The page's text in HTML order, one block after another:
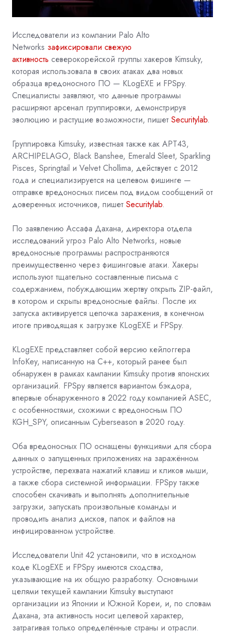
Исследователи из компании Palo Alto
Networks зафиксировали свежую
активность северокорейской группы хакеров Kimsuky,
которая использовала в своих атаках два новых
образца вредоносного ПО — KLogEXE и FPSpy.
Специалисты заявляют, что данные программы
расширяют арсенал группировки, демонстрируя
эволюцию и растущие возможности, пишет Securitylab.
Группировка Kimsuky, известная также как APT43,
ARCHIPELAGO, Black Banshee, Emerald Sleet, Sparkling
Pisces, Springtail и Velvet Chollima, действует с 2012
года и специализируется на целевом фишинге —
отправке вредоносных писем под видом сообщений от
доверенных источников, пишет Securitylab.
По заявлению Ассафа Дахана, директора отдела
исследований угроз Palo Alto Networks, новые
вредоносные программы распространяются
преимущественно через фишинговые атаки. Хакеры
используют тщательно составленные письма с
содержанием, побуждающим жертву открыть ZIP-файл,
в котором и скрыты вредоносные файлы. После их
запуска активируется цепочка заражения, в конечном
итоге приводящая к загрузке KLogEXE и FPSpy.
KLogEXE представляет собой версию кейлоггера
InfoKey, написанную на C++, который ранее был
обнаружен в рамках кампании Kimsuky против японских
организаций. FPSpy является вариантом бэкдора,
впервые обнаруженного в 2022 году компанией ASEC,
с особенностями, схожими с вредоносным ПО
KGH_SPY, описанным Cyberseason в 2020 году.
Оба вредоносных ПО оснащены функциями для сбора
данных о запущенных приложениях на заражённом
устройстве, перехвата нажатий клавиш и кликов мыши,
а также сбора системной информации. FPSpy также
способен скачивать и выполнять дополнительные
загрузки, запускать произвольные команды и
проводить анализ дисков, папок и файлов на
инфицированном устройстве.
Исследователи Unit 42 установили, что в исходном
коде KLogEXE и FPSpy имеются сходства,
указывающие на их общую разработку. Основными
целями текущей кампании Kimsuky выступают
организации из Японии и Южной Кореи, и, по словам
Дахана, эта активность носит целевой характер,
затрагивая только определённые страны и отрасли.